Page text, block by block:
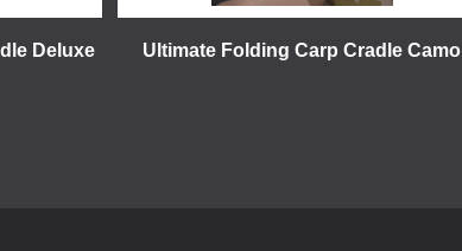
Deluxe Ultimate Folding Carp Cradle Camo